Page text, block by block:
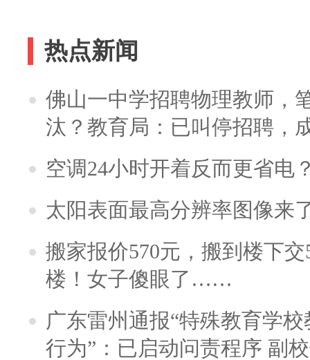
热点新闻
佛山一中学招聘物理教师，
汰？教育局：已叫停招聘，
空调24小时开着反而更省电
太阳表面最高分辨率图像来
搬家报价570元，搬到楼下
楼！女子傻眼了……
广东雷州通报“特殊教育学
行为”：已启动问责程序 副